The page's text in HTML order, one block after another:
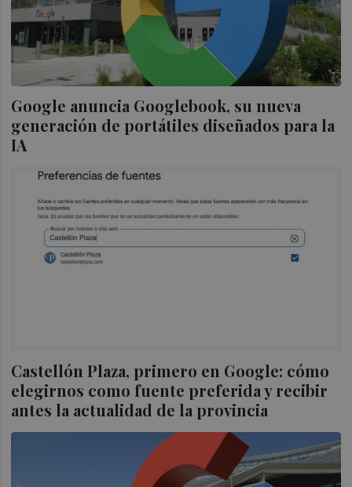
Google anuncia Googlebook, su nueva
generación de portátiles diseñados para la
IA
Castellón Plaza, primero en Google: cómo
elegirnos como fuente preferida y recibir
antes la actualidad de la provincia